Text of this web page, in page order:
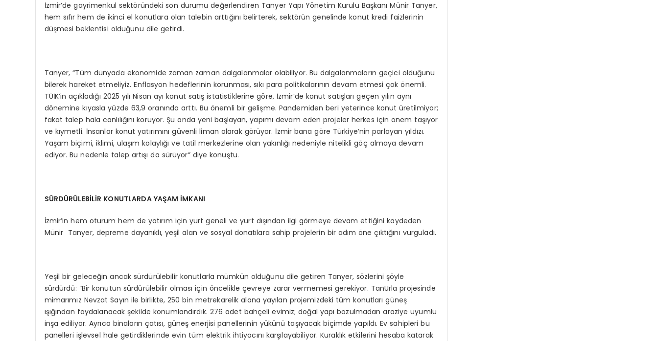
İzmir’de gayrimenkul sektöründeki son durumu değerlendiren Tanyer Yapı Yönetim Kurulu Başkanı Münir Tanyer,
hem sıfır hem de ikinci el konutlara olan talebin arttığını belirterek, sektörün genelinde konut kredi faizlerinin
düşmesi beklentisi olduğunu dile getirdi.
Tanyer, “Tüm dünyada ekonomide zaman zaman dalgalanmalar olabiliyor. Bu dalgalanmaların geçici olduğunu
bilerek hareket etmeliyiz. Enflasyon hedeflerinin korunması, sıkı para politikalarının devam etmesi çok önemli.
TÜİK’in açıkladığı 2025 yılı Nisan ayı konut satış istatistiklerine göre, İzmir’de konut satışları geçen yılın aynı
dönemine kıyasla yüzde 63,9 oranında arttı. Bu önemli bir gelişme. Pandemiden beri yeterince konut üretilmiyor;
fakat talep hala canlılığını koruyor. Şu anda yeni başlayan, yapımı devam eden projeler herkes için önem taşıyor
ve kıymetli. İnsanlar konut yatırımını güvenli liman olarak görüyor. İzmir bana göre Türkiye’nin parlayan yıldızı.
Yaşam biçimi, iklimi, ulaşım kolaylığı ve tatil merkezlerine olan yakınlığı nedeniyle nitelikli göç almaya devam
ediyor. Bu nedenle talep artışı da sürüyor” diye konuştu.
SÜRDÜRÜLEBİLİR KONUTLARDA YAŞAM İMKANI
İzmir’in hem oturum hem de yatırım için yurt geneli ve yurt dışından ilgi görmeye devam ettiğini kaydeden
Münir Tanyer, depreme dayanıklı, yeşil alan ve sosyal donatılara sahip projelerin bir adım öne çıktığını vurguladı.
Yeşil bir geleceğin ancak sürdürülebilir konutlarla mümkün olduğunu dile getiren Tanyer, sözlerini şöyle
sürdürdü: “Bir konutun sürdürülebilir olması için öncelikle çevreye zarar vermemesi gerekiyor. TanUrla projesinde
mimarımız Nevzat Sayın ile birlikte, 250 bin metrekarelik alana yayılan projemizdeki tüm konutları güneş
ışığından faydalanacak şekilde konumlandırdık. 276 adet bahçeli evimiz; doğal yapı bozulmadan araziye uyumlu
inşa ediliyor. Ayrıca binaların çatısı, güneş enerjisi panellerinin yükünü taşıyacak biçimde yapıldı. Ev sahipleri bu
panelleri işlevsel hale getirdiklerinde evin tüm elektrik ihtiyacını karşılayabiliyor. Kuraklık etkilerini hesaba katarak